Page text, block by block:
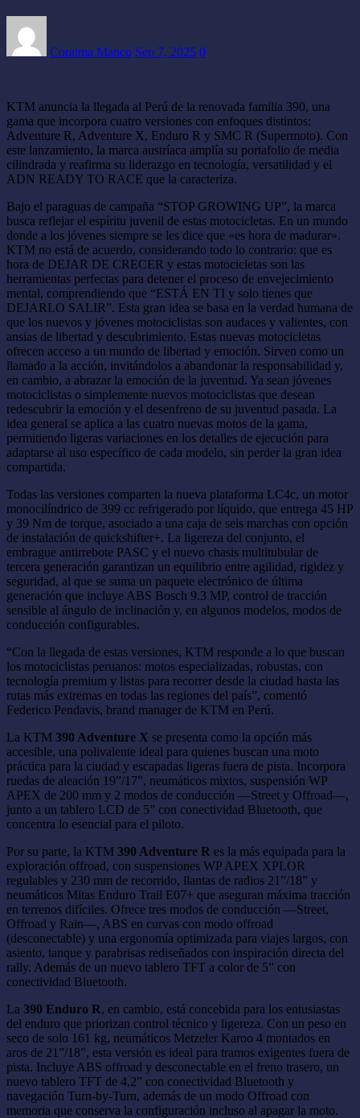
Coraima Manco Sep 7, 2025 0
KTM anuncia la llegada al Perú de la renovada familia 390, una
gama que incorpora cuatro versiones con enfoques distintos:
Adventure R, Adventure X, Enduro R y SMC R (Supermoto). Con
este lanzamiento, la marca austríaca amplía su portafolio de media
cilindrada y reafirma su liderazgo en tecnología, versatilidad y el
ADN READY TO RACE que la caracteriza.
Bajo el paraguas de campaña “STOP GROWING UP”, la marca
busca reflejar el espíritu juvenil de estas motocicletas. En un mundo
donde a los jóvenes siempre se les dice que «es hora de madurar».
KTM no está de acuerdo, considerando todo lo contrario: que es
hora de DEJAR DE CRECER y estas motocicletas son las
herramientas perfectas para detener el proceso de envejecimiento
mental, comprendiendo que “ESTÁ EN TI y solo tienes que
DEJARLO SALIR”. Esta gran idea se basa en la verdad humana de
que los nuevos y jóvenes motociclistas son audaces y valientes, con
ansias de libertad y descubrimiento. Estas nuevas motocicletas
ofrecen acceso a un mundo de libertad y emoción. Sirven como un
llamado a la acción, invitándolos a abandonar la responsabilidad y,
en cambio, a abrazar la emoción de la juventud. Ya sean jóvenes
motociclistas o simplemente nuevos motociclistas que desean
redescubrir la emoción y el desenfreno de su juventud pasada. La
idea general se aplica a las cuatro nuevas motos de la gama,
permitiendo ligeras variaciones en los detalles de ejecución para
adaptarse al uso específico de cada modelo, sin perder la gran idea
compartida.
Todas las versiones comparten la nueva plataforma LC4c, un motor
monocilíndrico de 399 cc refrigerado por líquido, que entrega 45 HP
y 39 Nm de torque, asociado a una caja de seis marchas con opción
de instalación de quickshifter+. La ligereza del conjunto, el
embrague antirrebote PASC y el nuevo chasis multitubular de
tercera generación garantizan un equilibrio entre agilidad, rigidez y
seguridad, al que se suma un paquete electrónico de última
generación que incluye ABS Bosch 9.3 MP, control de tracción
sensible al ángulo de inclinación y, en algunos modelos, modos de
conducción configurables.
“Con la llegada de estas versiones, KTM responde a lo que buscan
los motociclistas peruanos: motos especializadas, robustas, con
tecnología premium y listas para recorrer desde la ciudad hasta las
rutas más extremas en todas las regiones del país”, comentó
Federico Pendavis, brand manager de KTM en Perú.
La KTM 390 Adventure X se presenta como la opción más
accesible, una polivalente ideal para quienes buscan una moto
práctica para la ciudad y escapadas ligeras fuera de pista. Incorpora
ruedas de aleación 19”/17”, neumáticos mixtos, suspensión WP
APEX de 200 mm y 2 modos de conducción —Street y Offroad—,
junto a un tablero LCD de 5” con conectividad Bluetooth, que
concentra lo esencial para el piloto.
Por su parte, la KTM 390 Adventure R es la más equipada para la
exploración offroad, con suspensiones WP APEX XPLOR
regulables y 230 mm de recorrido, llantas de radios 21”/18” y
neumáticos Mitas Enduro Trail E07+ que aseguran máxima tracción
en terrenos difíciles. Ofrece tres modos de conducción —Street,
Offroad y Rain—, ABS en curvas con modo offroad
(desconectable) y una ergonomía optimizada para viajes largos, con
asiento, tanque y parabrisas rediseñados con inspiración directa del
rally. Además de un nuevo tablero TFT a color de 5” con
conectividad Bluetooth.
La 390 Enduro R, en cambio, está concebida para los entusiastas
del enduro que priorizan control técnico y ligereza. Con un peso en
seco de solo 161 kg, neumáticos Metzeler Karoo 4 montados en
aros de 21”/18”, esta versión es ideal para tramos exigentes fuera de
pista. Incluye ABS offroad y desconectable en el freno trasero, un
nuevo tablero TFT de 4,2” con conectividad Bluetooth y
navegación Turn-by-Turn, además de un modo Offroad con
memoria que conserva la configuración incluso al apagar la moto.